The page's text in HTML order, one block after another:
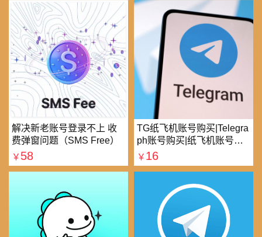
解决新老账号登录不上 收
费弹窗问题（SMS Free）
￥ 58
TG纸飞机账号购买|Telegra
ph账号购买|纸飞机账号购
买|电报账号购买
￥ 16